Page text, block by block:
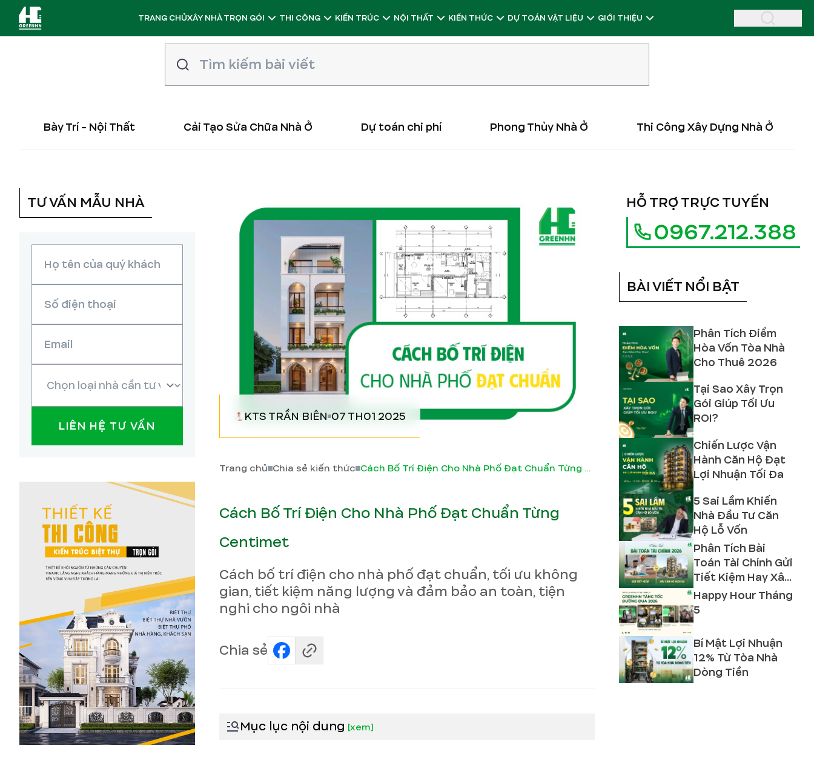
TRANG CHỦXÂY NHÀ TRỌN GÓI THI CÔNG KIẾN TRÚC NỘI THẤT KIẾN THỨC DỰ TOÁN VẬT LIỆU GIỚI THIỆU
Bày Trí - Nội Thất Cải Tạo Sửa Chữa Nhà Ở Dự toán chi phí Phong Thủy Nhà Ở Thi Công Xây Dựng Nhà Ở
TƯ VẤN MẪU NHÀ
LIÊN HỆ TƯ VẤN
KTS TRẦN BIÊN 07 TH01 2025
Trang chủ Chia sẻ kiến thức Cách Bố Trí Điện Cho Nhà Phố Đạt Chuẩn Từng Centimet
Cách Bố Trí Điện Cho Nhà Phố Đạt Chuẩn Từng
Centimet
Cách bố trí điện cho nhà phố đạt chuẩn, tối ưu không
gian, tiết kiệm năng lượng và đảm bảo an toàn, tiện
nghi cho ngôi nhà
Chia sẻ
Mục lục nội dung [xem]
HỖ TRỢ TRỰC TUYẾN
0967.212.388
BÀI VIẾT NỔI BẬT
Phân Tích Điểm
Hòa Vốn Tòa Nhà
Cho Thuê 2026
Tại Sao Xây Trọn
Gói Giúp Tối Ưu
ROI?
Chiến Lược Vận
Hành Căn Hộ Đạt
Lợi Nhuận Tối Đa
5 Sai Lầm Khiến
Nhà Đầu Tư Căn
Hộ Lỗ Vốn
Phân Tích Bài
Toán Tài Chính Gửi
Tiết Kiệm Hay Xây
Căn Hộ Dịch Vụ
2026?
Happy Hour Tháng
5
Bí Mật Lợi Nhuận
12% Từ Tòa Nhà
Dòng Tiền